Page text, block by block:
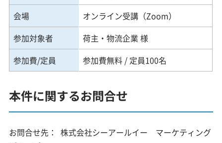
会場
オンライン受講（Zoom）
参加対象者
荷主・物流企業 様
参加費/定員
参加費無料 / 定員100名
本件に関するお問合せ
お問合せ先：
株式会社シーアールイー マーケティング